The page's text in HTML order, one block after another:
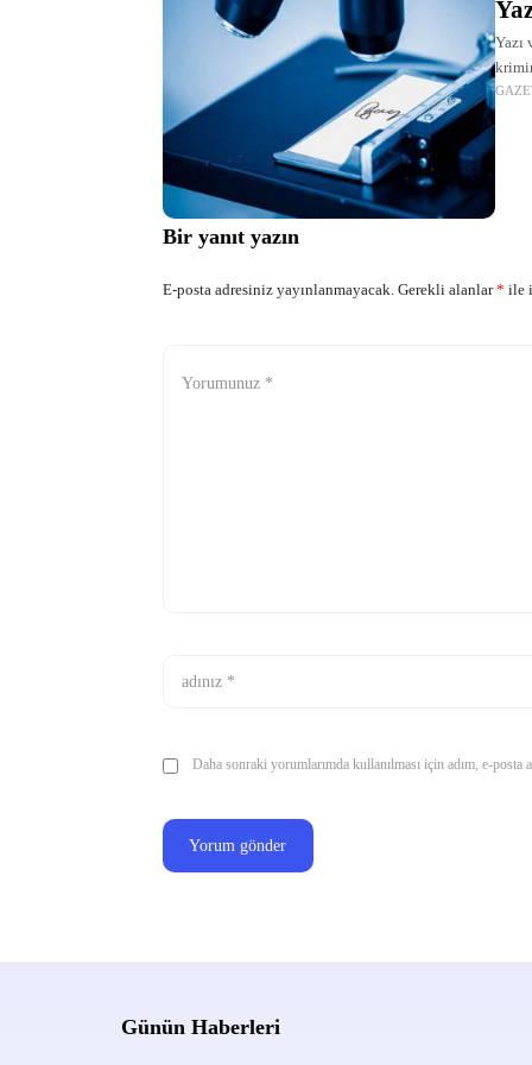
Yazı
Bir yanıt yazın
E-posta adresiniz yayınlanmayacak. Gerekli alanlar* ile
Daha sonraki yorumlarımda kullanılması için adım, e-posta
Günün Haberleri